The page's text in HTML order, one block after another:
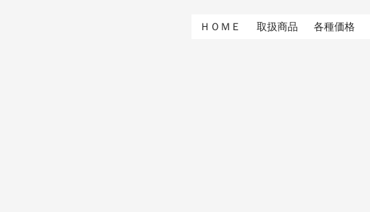
ＨＯＭＥ 取扱商品 各種価格